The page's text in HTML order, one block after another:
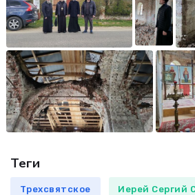
Теги
Трехсвятское Иерей Сергий